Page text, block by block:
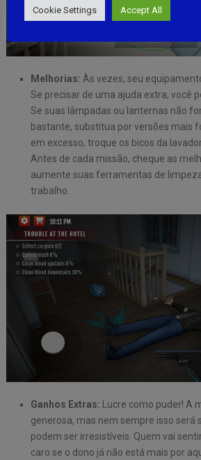
Melhorias: Às vezes, seu
Se precisar de uma ajuda extra, você
Se suas lâmpadas ou lanternas não
bastante, substitua por versões mais
em excesso, troque os bicos da
Antes de cada missão, cheque as
aumente suas ferramentas de
trabalho.
Ganhos Extras: Lucre como puder! A
generosa, mas nem sempre isso será
podem ser irresistíveis. Quem vai
caro se o dono já não está mais por
Cookie Settings Accept All